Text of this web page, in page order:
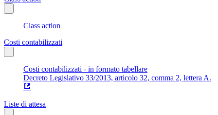
Class action
Costi contabilizzati
Costi contabilizzati - in formato tabellare
Decreto Legislativo 33/2013, articolo 32, comma 2, lettera A.
Liste di attesa